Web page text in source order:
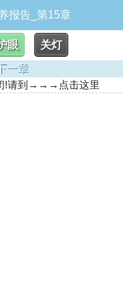
报告_第15章
眼
关灯
一章
!请到→→→点击这里